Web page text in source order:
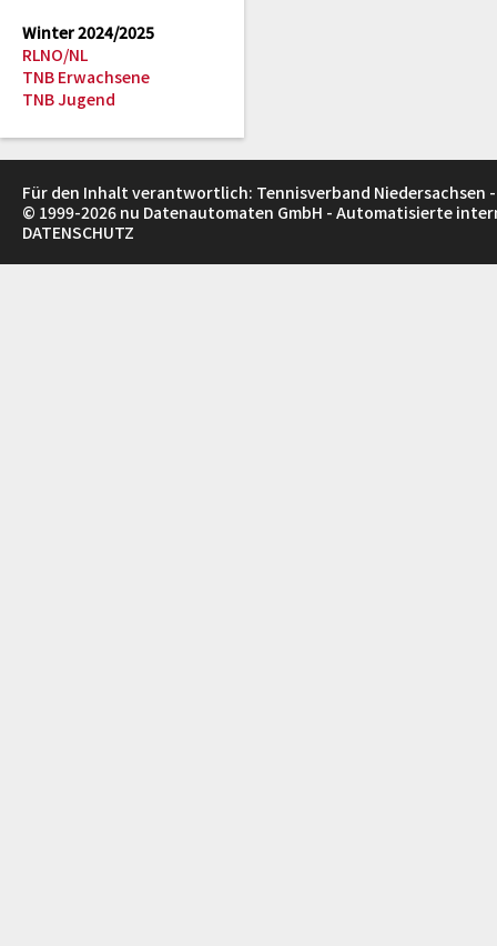
Winter 2024/2025
RLNO/NL
TNB Erwachsene
TNB Jugend
Für den Inhalt verantwortlich: Tennisverband Niedersachsen -
© 1999-2026 nu Datenautomaten GmbH - Automatisierte
DATENSCHUTZ